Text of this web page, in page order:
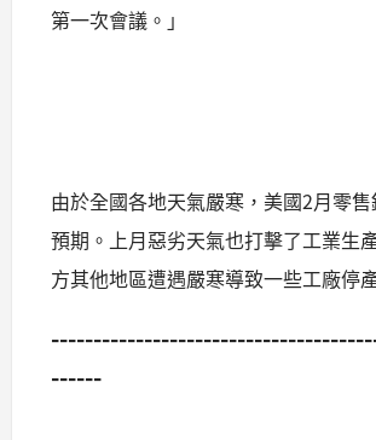
第一次會議。」
由於全國各地天氣嚴寒，美國2月零
預期。上月惡劣天氣也打擊了工業生
方其他地區遭遇嚴寒導致一些工廠停
------